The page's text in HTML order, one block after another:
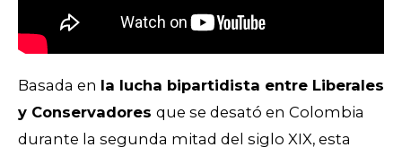
Basada en la lucha bipartidista entre Liberales
y Conservadores que se desató en Colombia
durante la segunda mitad del siglo XIX, esta